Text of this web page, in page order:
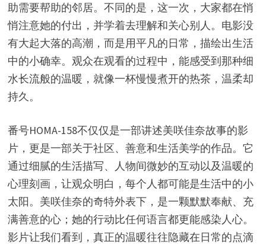
助需要帮助的邻居。不同的是，这一次，大家都在悄
悄注意她的付出，并学着去理解和关心别人。电影没
有大起大落的高潮，而是用平凡的日常，描绘出生活
中的小确幸。观众在观看的过程中，能感受到那种细
水长流般的温暖，就像一杯慢慢煮开的热茶，温柔却
持久。
番号HOMA-158不仅仅是一部讲述美咲佳奈故事的影
片，更是一部关于社区、善意和生活美学的作品。它
通过细腻的生活描写、人物间微妙的互动以及温暖的
心理刻画，让观众明白，每个人都可能是生活中的小
太阳。美咲佳奈的奇特外表下，是一颗默默奉献、充
满善意的心；她的行动比任何语言都更能感染人心。
影片让我们看到，真正的温暖往往隐藏在日常的点滴